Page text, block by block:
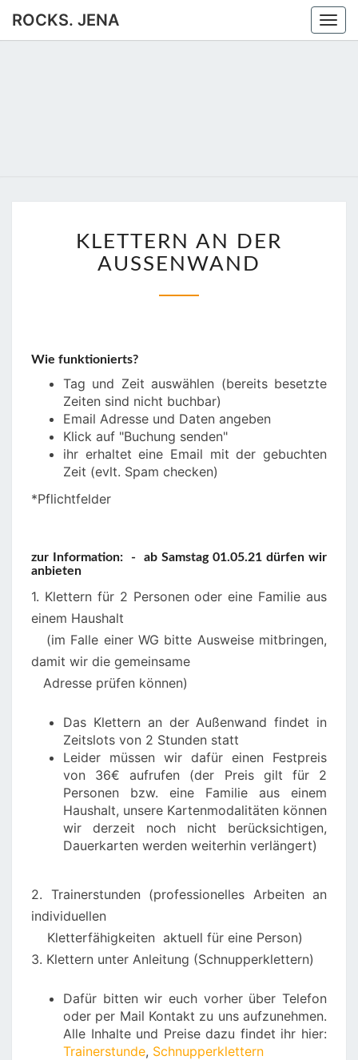
ROCKS. JENA
AN
DER
AUSSENWAND
KLETTERN AN DER
AUSSENWAND
Wie funktionierts?
Tag und Zeit auswählen (bereits besetzte
Zeiten sind nicht buchbar)
Email Adresse und Daten angeben
Klick auf "Buchung senden"
ihr erhaltet eine Email mit der gebuchten
Zeit (evlt. Spam checken)
*Pflichtfelder
zur Information: - ab Samstag 01.05.21 dürfen wir
anbieten
1. Klettern für 2 Personen oder eine Familie aus
einem Haushalt
(im Falle einer WG bitte Ausweise mitbringen,
damit wir die gemeinsame
Adresse prüfen können)
Das Klettern an der Außenwand findet in
Zeitslots von 2 Stunden statt
Leider müssen wir dafür einen Festpreis
von 36€ aufrufen (der Preis gilt für 2
Personen bzw. eine Familie aus einem
Haushalt, unsere Kartenmodalitäten können
wir derzeit noch nicht berücksichtigen,
Dauerkarten werden weiterhin verlängert)
2. Trainerstunden (professionelles Arbeiten an
individuellen
Kletterfähigkeiten aktuell für eine Person)
3. Klettern unter Anleitung (Schnupperklettern)
Dafür bitten wir euch vorher über Telefon
oder per Mail Kontakt zu uns aufzunehmen.
Alle Inhalte und Preise dazu findet ihr hier:
Trainerstunde, Schnupperklettern